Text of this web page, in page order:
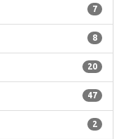
7
8
20
47
2